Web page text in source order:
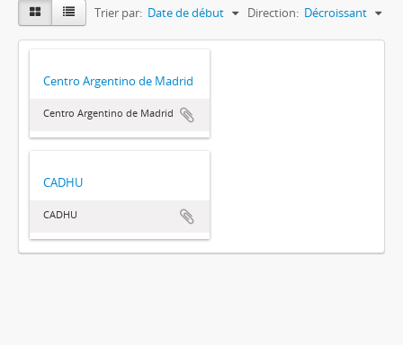
Trier par: Date de début Direction: Décroissant
Centro Argentino de Madrid
Centro Argentino de Madrid
CADHU
CADHU